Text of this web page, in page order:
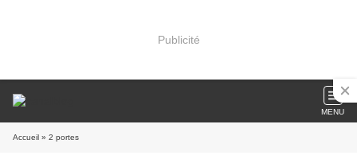
Publicité
MENU
Accueil » 2 portes